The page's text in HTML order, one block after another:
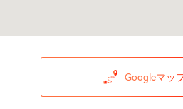
Googleマッ